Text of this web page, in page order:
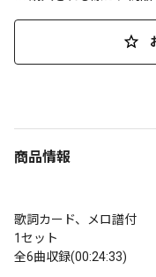
商品情報
歌詞カード、メロ譜付
1セット
全6曲収録(00:24:33)